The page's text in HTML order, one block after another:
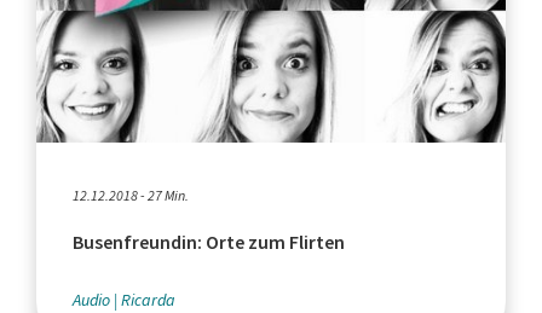
12.12.2018 - 27 Min.
Busenfreundin: Orte zum Flirten
Audio Ricarda